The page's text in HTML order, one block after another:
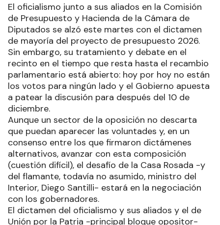
El oficialismo junto a sus aliados en la Comisión
de Presupuesto y Hacienda de la Cámara de
Diputados se alzó este martes con el dictamen
de mayoría del proyecto de presupuesto 2026.
Sin embargo, su tratamiento y debate en el
recinto en el tiempo que resta hasta el recambio
parlamentario está abierto: hoy por hoy no están
los votos para ningún lado y el Gobierno apuesta
a patear la discusión para después del 10 de
diciembre.
Aunque un sector de la oposición no descarta
que puedan aparecer las voluntades y, en un
consenso entre los que firmaron dictámenes
alternativos, avanzar con esta composición
(cuestión difícil), el desafío de la Casa Rosada -y
del flamante, todavía no asumido, ministro del
Interior, Diego Santilli- estará en la negociación
con los gobernadores.
El dictamen del oficialismo y sus aliados y el de
Unión por la Patria -principal bloque opositor-